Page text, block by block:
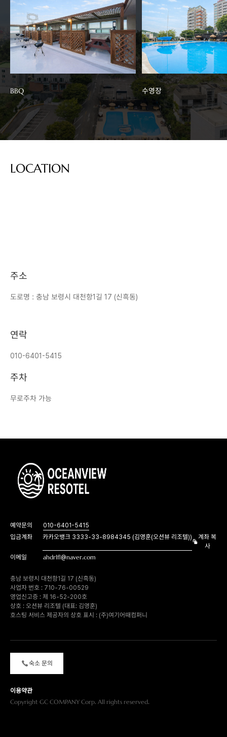
BBQ 수영장
LOCATION
주소
도로명 : 충남 보령시 대천항1길 17 (신흑동)
연락
010-6401-5415
주차
무로주차 가능
예약문의
010-6401-5415
입금계좌
카카오뱅크 3333-33-8984345 (김영훈(오션뷰 리조텔))
계좌 복
사
이메일
ahdrlfl@naver.com
충남 보령시 대천항1길 17 (신흑동)
사업자 번호 : 710-76-00529
영업신고증 : 제 16-52-200호
상호 : 오션뷰 리조텔 (대표: 김영훈)
호스팅 서비스 제공자의 상호 표시 : (주)여기어때컴퍼니
이용약관
Copyright GC COMPANY Corp. All rights reserved.
숙소 문의